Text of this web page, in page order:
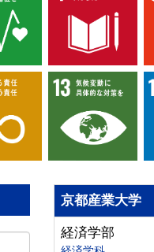
京都産業大学
経済学部